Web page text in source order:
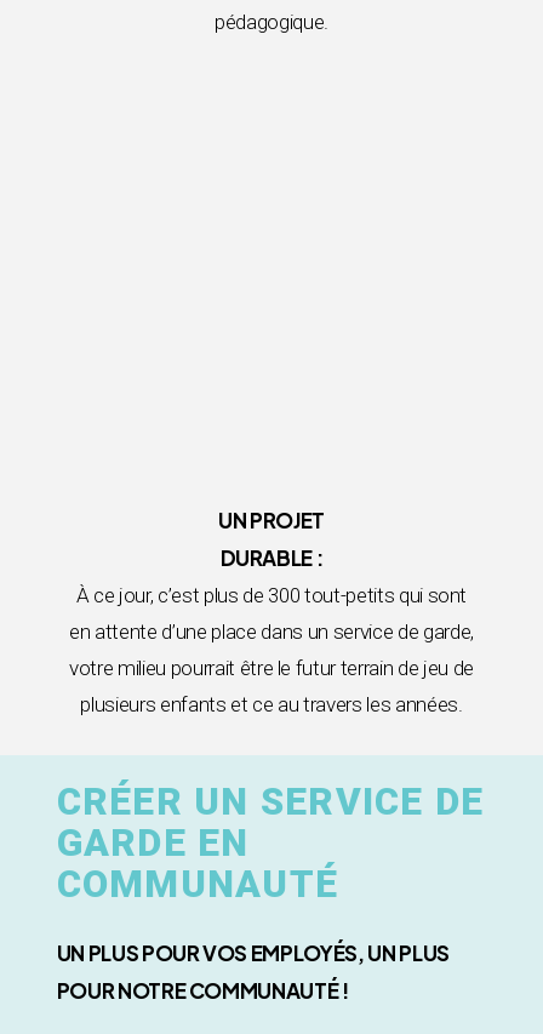
pédagogique.
UN PROJET
DURABLE :
À ce jour, c’est plus de 300 tout-petits qui sont
en attente d’une place dans un service de garde,
votre milieu pourrait être le futur terrain de jeu de
plusieurs enfants et ce au travers les années.
CRÉER UN SERVICE DE
GARDE EN
COMMUNAUTÉ
UN PLUS POUR VOS EMPLOYÉS, UN PLUS
POUR NOTRE COMMUNAUTÉ !